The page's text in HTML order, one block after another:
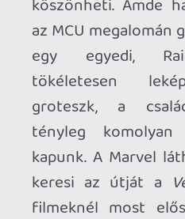
nézéssel), és onnantól
játékidő közepén az
egy, MCU-mérleggel nézve
mindenképpen pokolian
az elvileg fontos karakterek
akár a legyek, már nincs
Egymást követik a
jelenetek, a
ijesztgetések és a „véres”
és amellett, hogy ez
szereplőkkel gazdagítja az